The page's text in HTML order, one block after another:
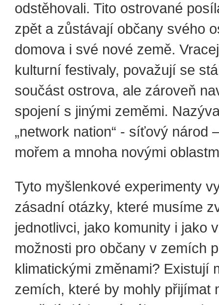
odstěhovali. Tito ostrované
zpět a zůstávají občany svého
domova i své nové země.
kulturní festivaly, považují se
součást ostrova, ale zároveň
spojení s jinými zeměmi.
„network nation“ - síťový národ
mořem a mnoha novými
Tyto myšlenkové experimenty
zásadní otázky, které musíme
jednotlivci, jako komunity i jako
možnosti pro občany v zemích
klimatickými změnami? Existují
zemích, které by mohly přijímat